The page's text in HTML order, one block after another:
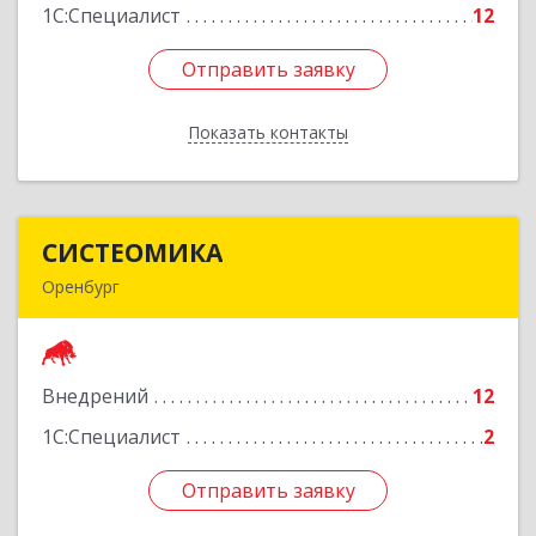
1С:Специалист
12
Отправить заявку
Показать контакты
Отправить заявку
Назад
СИСТЕОМИКА
Оренбург
Внедрений
12
1С:Специалист
2
Отправить заявку
Подробнее
Отправить заявку